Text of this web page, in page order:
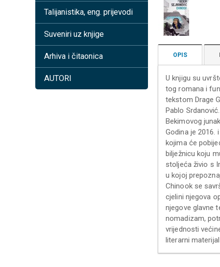
OPIS
U knjigu su
tog romana i
tekstom Drage
Pablo Srdanović.
Bekimovog
Godina je 2016.
kojima će
bilježnicu koju
stoljeća živio s
u kojoj
Chinook se
cjelini njegova
njegove glavne
nomadizam,
vrijednosti
literarni
Talijanistika, eng. prijevodi
Suveniri uz knjige
Arhiva i čitaonica
AUTORI